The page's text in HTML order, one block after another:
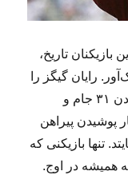
تاریخ،
رایان گیگز را
می‌گویم. بیست و چند سال در اوج؛ با بردن ۳۱ جام و
کردن بسیاری از رکوردها. ۶۷۲ بار پوشیدن پیراهن
تنها بازیکنی که
همیشه در اوج.